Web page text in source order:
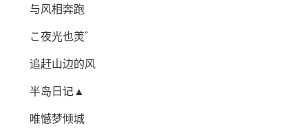
与风相奔跑
こ夜光也羙゛
追赶山边的风
半岛日记▲
唯憾梦倾城